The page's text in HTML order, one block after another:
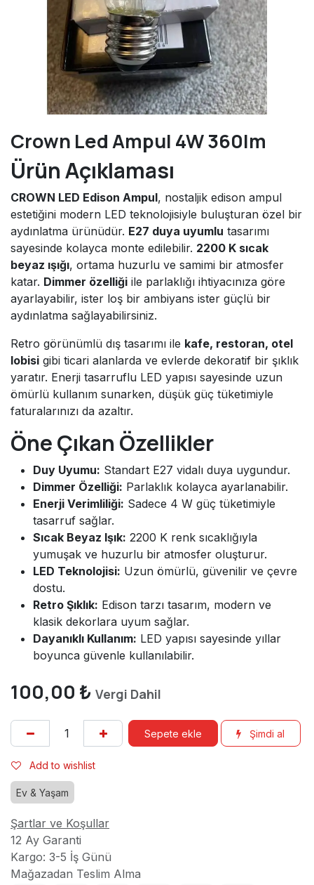
Crown Led Ampul 4W 360lm
Ürün Açıklaması
CROWN LED Edison Ampul, nostaljik edison ampul
estetiğini modern LED teknolojisiyle buluşturan özel bir
aydınlatma ürünüdür. E27 duya uyumlu tasarımı
sayesinde kolayca monte edilebilir. 2200 K sıcak
beyaz ışığı, ortama huzurlu ve samimi bir atmosfer
katar. Dimmer özelliği ile parlaklığı ihtiyacınıza göre
ayarlayabilir, ister loş bir ambiyans ister güçlü bir
aydınlatma sağlayabilirsiniz.
Retro görünümlü dış tasarımı ile kafe, restoran, otel
lobisi gibi ticari alanlarda ve evlerde dekoratif bir şıklık
yaratır. Enerji tasarruflu LED yapısı sayesinde uzun
ömürlü kullanım sunarken, düşük güç tüketimiyle
faturalarınızı da azaltır.
Öne Çıkan Özellikler
Duy Uyumu: Standart E27 vidalı duya uygundur.
Dimmer Özelliği: Parlaklık kolayca ayarlanabilir.
Enerji Verimliliği: Sadece 4 W güç tüketimiyle
tasarruf sağlar.
Sıcak Beyaz Işık: 2200 K renk sıcaklığıyla
yumuşak ve huzurlu bir atmosfer oluşturur.
LED Teknolojisi: Uzun ömürlü, güvenilir ve çevre
dostu.
Retro Şıklık: Edison tarzı tasarım, modern ve
klasik dekorlara uyum sağlar.
Dayanıklı Kullanım: LED yapısı sayesinde yıllar
boyunca güvenle kullanılabilir.
100,00 ₺ Vergi Dahil
Sepete ekle Şimdi al
Add to wishlist
Ev & Yaşam
Şartlar ve Koşullar
12 Ay Garanti
Kargo: 3-5 İş Günü
Mağazadan Teslim Alma